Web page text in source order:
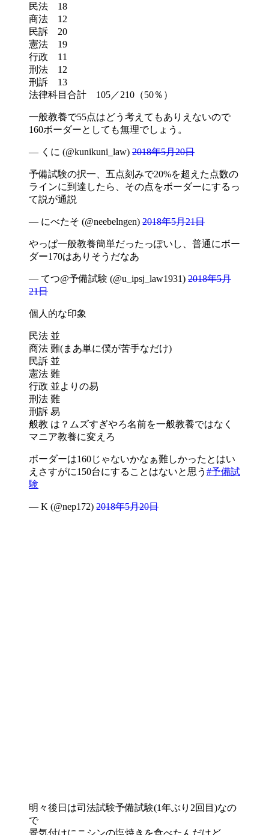
民法 18
商法 12
民訴 20
憲法 19
行政 11
刑法 12
刑訴 13
法律科目合計 105／210（50％）
一般教養で55点はどう考えてもありえないので
160ボーダーとしても無理でしょう。
— くに (@kunikuni_law) 2018年5月20日
予備試験の択一、五点刻みで20%を超えた点数の
ラインに到達したら、その点をボーダーにするっ
て説が通説
— にべたそ (@neebelngen) 2018年5月21日
やっぱ一般教養簡単だったっぽいし、普通にボー
ダー170はありそうだなあ
— てつ@予備試験 (@u_ipsj_law1931) 2018年5月
21日
個人的な印象
民法 並
商法 難(まあ単に僕が苦手なだけ)
民訴 並
憲法 難
行政 並よりの易
刑法 難
刑訴 易
般教 は？ムズすぎやろ名前を一般教養ではなく
マニア教養に変えろ
ボーダーは160じゃないかなぁ難しかったとはい
えさすがに150台にすることはないと思う #予備試
験
— K (@nep172) 2018年5月20日
明々後日は司法試験予備試験(1年ぶり2回目)なの
で
景気付けにニシンの塩焼きを食べたんだけど